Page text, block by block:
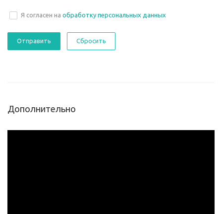
Я согласен на обработку персональных данных
Сбросить
Дополнительно